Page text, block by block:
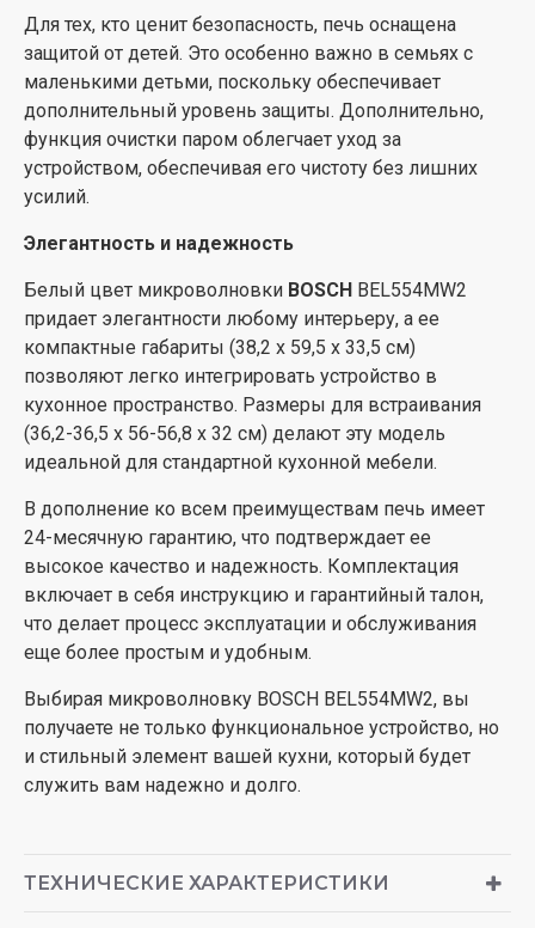
Для тех, кто ценит безопасность, печь оснащена
защитой от детей. Это особенно важно в семьях с
маленькими детьми, поскольку обеспечивает
дополнительный уровень защиты. Дополнительно,
функция очистки паром облегчает уход за
устройством, обеспечивая его чистоту без лишних
усилий.
Элегантность и надежность
Белый цвет микроволновки BOSCH BEL554MW2
придает элегантности любому интерьеру, а ее
компактные габариты (38,2 x 59,5 x 33,5 см)
позволяют легко интегрировать устройство в
кухонное пространство. Размеры для встраивания
(36,2-36,5 x 56-56,8 x 32 см) делают эту модель
идеальной для стандартной кухонной мебели.
В дополнение ко всем преимуществам печь имеет
24-месячную гарантию, что подтверждает ее
высокое качество и надежность. Комплектация
включает в себя инструкцию и гарантийный талон,
что делает процесс эксплуатации и обслуживания
еще более простым и удобным.
Выбирая микроволновку BOSCH BEL554MW2, вы
получаете не только функциональное устройство, но
и стильный элемент вашей кухни, который будет
служить вам надежно и долго.
ТЕХНИЧЕСКИЕ ХАРАКТЕРИСТИКИ